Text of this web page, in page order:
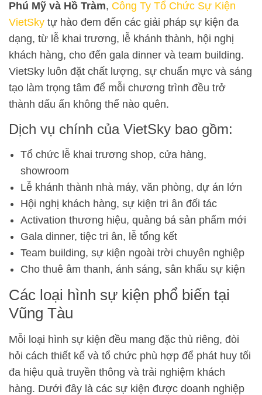
Phú Mỹ và Hồ Tràm, Công Ty Tổ Chức Sự Kiện
VietSky tự hào đem đến các giải pháp sự kiện đa
dạng, từ lễ khai trương, lễ khánh thành, hội nghị
khách hàng, cho đến gala dinner và team building.
VietSky luôn đặt chất lượng, sự chuẩn mực và sáng
tạo làm trọng tâm để mỗi chương trình đều trở
thành dấu ấn không thể nào quên.
Dịch vụ chính của VietSky bao gồm:
Tổ chức lễ khai trương shop, cửa hàng,
showroom
Lễ khánh thành nhà máy, văn phòng, dự án lớn
Hội nghị khách hàng, sự kiện tri ân đối tác
Activation thương hiệu, quảng bá sản phẩm mới
Gala dinner, tiệc tri ân, lễ tổng kết
Team building, sự kiện ngoài trời chuyên nghiệp
Cho thuê âm thanh, ánh sáng, sân khấu sự kiện
Các loại hình sự kiện phổ biến tại
Vũng Tàu
Mỗi loại hình sự kiện đều mang đặc thù riêng, đòi
hỏi cách thiết kế và tổ chức phù hợp để phát huy tối
đa hiệu quả truyền thông và trải nghiệm khách
hàng. Dưới đây là các sự kiện được doanh nghiệp